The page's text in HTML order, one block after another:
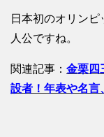
日本初のオリン
人公ですね。
関連記事： 金栗四
設者！年表や名言